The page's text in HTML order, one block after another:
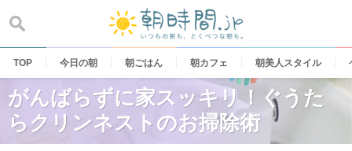
content
TOP 今日の朝 朝ごはん 朝カフェ 朝美人スタイル
がんばらずに家スッキリ！ぐうた
らクリンネストのお掃除術